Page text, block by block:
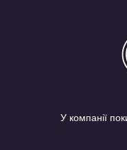
У компанії